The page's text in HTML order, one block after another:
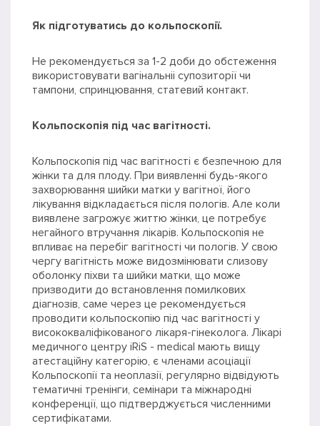
Як підготуватись до кольпоскопії.
Не рекомендується за 1-2 доби до обстеження
використовувати вагінальніі супозиторії чи
тампони, спринцювання, статевий контакт.
Кольпоскопія під час вагітності.
Кольпоскопія під час вагітності є безпечною для
жінки та для плоду. При виявленні будь-якого
захворювання шийки матки у вагітної, його
лікування відкладається після пологів. Але коли
виявлене загрожує життю жінки, це потребує
негайного втручання лікарів. Кольпоскопія не
впливає на перебіг вагітності чи пологів. У свою
чергу вагітність може видозмінювати слизову
оболонку піхви та шийки матки, що може
призводити до встановлення помилкових
діагнозів, саме через це рекомендується
проводити кольпоскопію під час вагітності у
висококваліфікованого лікаря-гінеколога. Лікарі
медичного центру iRiS - medical мають вищу
атестаційну категорію, є членами асоціації
Кольпоскопії та неоплазії, регулярно відвідують
тематичні тренінги, семінари та міжнародні
конференції, що підтверджується численними
сертифікатами.